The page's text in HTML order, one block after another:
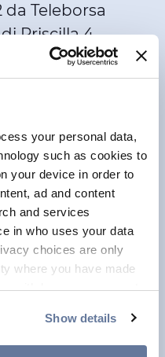
your personal data,
such as cookies to
your device in order to
ad and content
and services
in who uses your data
choices are only
where you have made
withdraw your consent
Show details
Teleborsa
Priscilla 4,
e
n. 22517 e 22518
maggio 2014 al
del
fornito da
con sede in
n.19,
per il
.